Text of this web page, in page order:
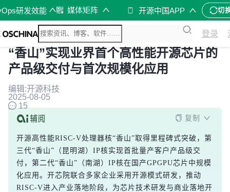
研发效能 媒体矩阵 开源中国APP 切
登录
“香山”实现业界首个高性能开源芯片的
产品级交付与首次规模化应用
编辑:开源科技
2025-08-05
15
复制
开源高性能RISC-V处理器核“香山”取得里程碑式突破，第
三代“香山”（昆明湖）IP核实现首批量产客户产品级交
付，第二代“香山”（南湖）IP核在国产GPGPU芯片中规模
化应用。开芯院联合多家企业采用开源模式研发，推动
RISC-V进入产业落地阶段，为芯片技术研发与商业落地开